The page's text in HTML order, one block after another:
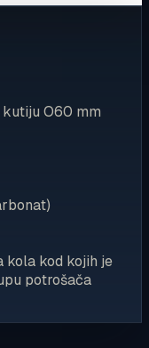
kutiju O60 mm
kola kod kojih je
potrošača